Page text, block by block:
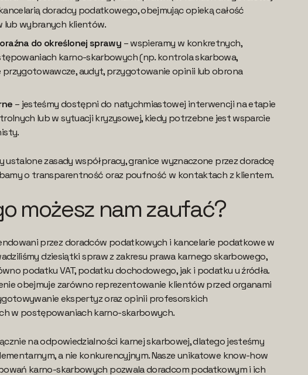
doradcy podatkowego, obejmując opieką całość
lub wybranych klientów.
do określonej sprawy – wspieramy w konkretnych,
karno-skarbowych (np. kontrola skarbowa,
audyt, przygotowanie opinii lub obrona
– jesteśmy dostępni do natychmiastowej interwencji na etapie
lub w sytuacji kryzysowej, kiedy potrzebne jest wsparcie
ustalone zasady współpracy, granice wyznaczone przez doradcę
o transparentność oraz poufność w kontaktach z klientem.
możesz nam zaufać?
przez doradców podatkowych i kancelarie podatkowe w
dziesiątki spraw z zakresu prawa karnego skarbowego,
podatku VAT, podatku dochodowego, jak i podatku u źródła.
obejmuje zarówno reprezentowanie klientów przed organami
ekspertyz oraz opinii profesorskich
w postępowaniach karno-skarbowych.
na odpowiedzialności karnej skarbowej, dlatego jesteśmy
a nie konkurencyjnym. Nasze unikatowe know-how
karno-skarbowych pozwala doradcom podatkowym i ich